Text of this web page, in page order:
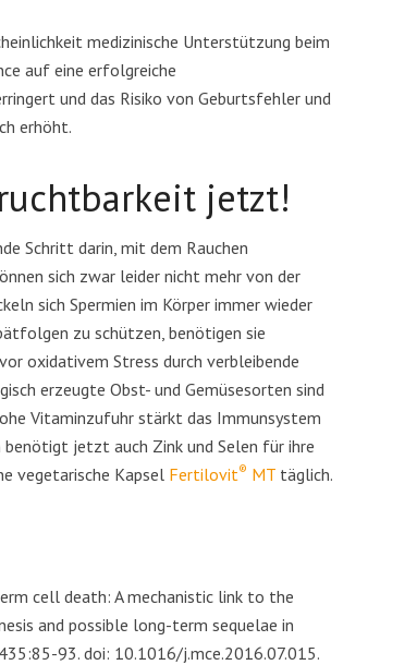
medizinische Unterstützung beim
auf eine erfolgreiche
und das Risiko von Geburtsfehler und
erhöht.
jetzt!
Schritt darin, mit dem Rauchen
sich zwar leider nicht mehr von der
sich Spermien im Körper immer wieder
zu schützen, benötigen sie
oxidativem Stress durch verbleibende
erzeugte Obst- und Gemüsesorten sind
Vitaminzufuhr stärkt das Immunsystem
jetzt auch Zink und Selen für ihre
vegetarische Kapsel Fertilovit® MT täglich.
cell death: A mechanistic link to the
and possible long-term sequelae in
93. doi: 10.1016/j.mce.2016.07.015.